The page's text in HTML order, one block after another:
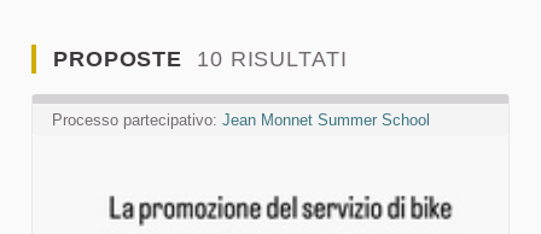
PROPOSTE 10 RISULTATI
Processo partecipativo: Jean Monnet Summer School